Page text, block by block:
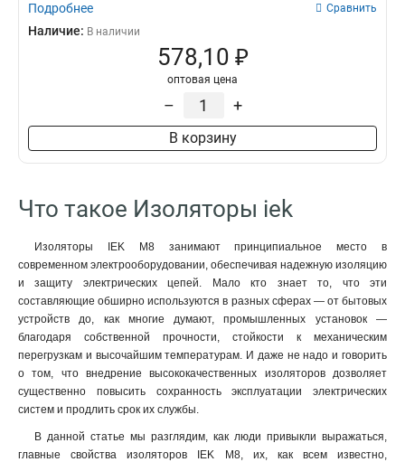
Подробнее Сравнить
Наличие: В наличии
578,10 ₽
оптовая цена
– +
В корзину
Что такое Изоляторы iek
Изоляторы IEK М8 занимают принципиальное место в
современном электрооборудовании, обеспечивая надежную изоляцию
и защиту электрических цепей. Мало кто знает то, что эти
составляющие обширно используются в разных сферах — от бытовых
устройств до, как многие думают, промышленных установок —
благодаря собственной прочности, стойкости к механическим
перегрузкам и высочайшим температурам. И даже не надо и говорить
о том, что внедрение высококачественных изоляторов дозволяет
существенно повысить сохранность эксплуатации электрических
систем и продлить срок их службы.
В данной статье мы разглядим, как люди привыкли выражаться,
главные свойства изоляторов IEK М8, их, как всем известно,